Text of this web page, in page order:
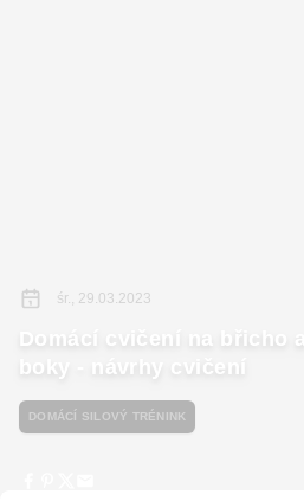
śr., 29.03.2023
Domácí cvičení na břicho a
boky - návrhy cvičení
DOMÁCÍ SILOVÝ TRÉNINK